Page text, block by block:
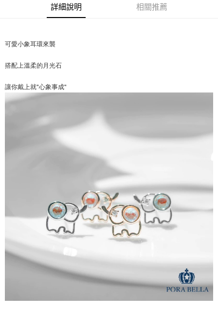
2.透過簡訊連結打開帳單後，可選擇「超商條碼／台灣大直營門市／銀行轉
帳／街口支付／iPASS MONEY」等通路繳費。
1.本服務係由「台灣大哥大股份有限公司」（以下簡稱本公司）所提供，讓
買賣價金債權讓與本公司後，依約使用本公司帳單繳交帳款。
由本公司與您本人進行分期帳單所需資料之確認、核對及更正。
3.完整用戶服務條款，請詳閱以下連結：
１．於結帳方式選擇「AFTEE先享後付」後，將跳轉至「AFTEE先享後付」
ATM／網路銀行／等多元方式進行付款，方視為交易完成。
後付繳納相關費用。
是否繳費成功／繳費後需取消欲退款等相關疑問，請聯繫「AFTEE先享後付
客戶支援中心」https://netprotections.freshdesk.com/support/home
１．透過由恩沛科技股份有限公司提供之「AFTEE先享後付」服務完成之交
易，需依本服務之必要範圍內提供個人資料，並將交易相關給付款項請求債
２．關於個人資料處理事宜，請瀏覽以下網址：
https://aftee.tw/terms/#terms3
「AFTEE先享後付」，若未經同意申辦者引起之損失，本公司不負相關責
４．使用「AFTEE先享後付」時，將依據個別帳號之用戶狀況，依本公司即
時審查核予不同之上限額度；若仍有額度不足之情形，本公司將視審查結果
請求用戶進行身份認證。
５．嚴禁一人註冊多個帳號或使用他人資訊註冊。若發現惡意使用之情形，
恩沛科技股份有限公司將有權停止該用戶之使用額度並採取法律行動。
宅配
免運費
請自備購物袋，若需購買紙袋可現場詢問
詳細說明 相關推薦
可愛小象耳環來襲
搭配上溫柔的月光石
讓你戴上就"心象事成"